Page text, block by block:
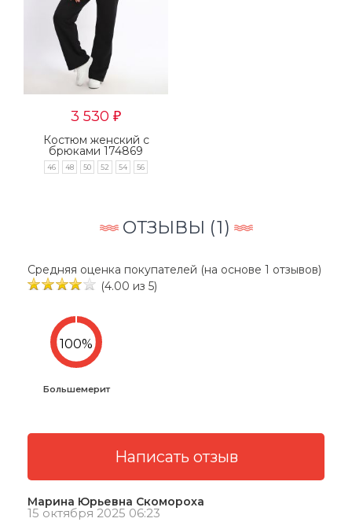
3 530 ₽
Костюм женский с
брюками 174869
46 48 50 52 54 56
ОТЗЫВЫ (1)
Средняя оценка покупателей (на основе 1 отзывов)
(4.00 из 5)
Большемерит
Марина Юрьевна Скомороха
15 октября 2025 06:23